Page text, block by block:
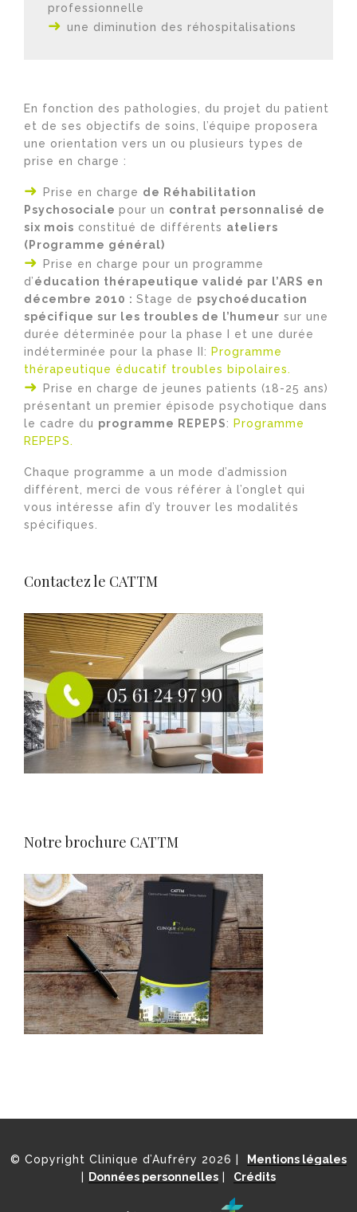
professionnelle
une diminution des réhospitalisations
En fonction des pathologies, du projet du patient
et de ses objectifs de soins, l’équipe proposera
une orientation vers un ou plusieurs types de
prise en charge :
Prise en charge de Réhabilitation
Psychosociale pour un contrat personnalisé de
six mois constitué de différents ateliers
(Programme général)
Prise en charge pour un programme
d’éducation thérapeutique validé par l’ARS en
décembre 2010 : Stage de psychoéducation
spécifique sur les troubles de l’humeur sur une
durée déterminée pour la phase I et une durée
indéterminée pour la phase II: Programme
thérapeutique éducatif troubles bipolaires.
Prise en charge de jeunes patients (18-25 ans)
présentant un premier épisode psychotique dans
le cadre du programme REPEPS: Programme
REPEPS.
Chaque programme a un mode d’admission
différent, merci de vous référer à l’onglet qui
vous intéresse afin d’y trouver les modalités
spécifiques.
Contactez le CATTM
Notre brochure CATTM
© Copyright Clinique d’Aufréry 2026 | Mentions légales
| Données personnelles | Crédits